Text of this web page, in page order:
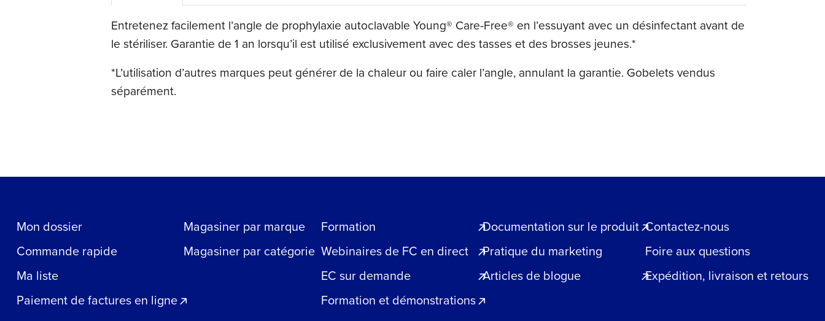
Entretenez facilement l’angle de prophylaxie autoclavable Young® Care-Free® en l’essuyant avec un désinfectant avant de
le stériliser. Garantie de 1 an lorsqu’il est utilisé exclusivement avec des tasses et des brosses jeunes.*
*L’utilisation d’autres marques peut générer de la chaleur ou faire caler l’angle, annulant la garantie. Gobelets vendus
séparément.
Mon dossier
Commande rapide
Ma liste
Paiement de factures en ligne
Magasiner par marque
Magasiner par catégorie
Formation
Webinaires de FC en direct
EC sur demande
Formation et démonstrations
Documentation sur le produit
Pratique du marketing
Articles de blogue
Contactez-nous
Foire aux questions
Expédition, livraison et retours